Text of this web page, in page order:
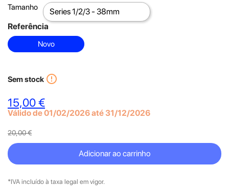
Tamanho
Referência
Novo
Sem stock error_outline
15,00 €
Válido de 01/02/2026 até 31/12/2026
20,00 €
Adicionar ao carrinho
*IVA incluído à taxa legal em vigor.